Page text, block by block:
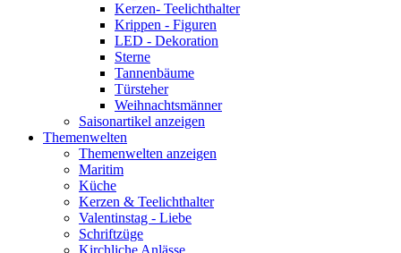
Kerzen- Teelichthalter
Krippen - Figuren
LED - Dekoration
Sterne
Tannenbäume
Türsteher
Weihnachtsmänner
Saisonartikel anzeigen
Themenwelten
Themenwelten anzeigen
Maritim
Küche
Kerzen & Teelichthalter
Valentinstag - Liebe
Schriftzüge
Kirchliche Anlässe